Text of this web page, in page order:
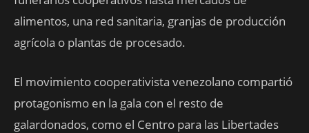
alimentos, una red sanitaria, granjas de producción
agrícola o plantas de procesado.
El movimiento cooperativista venezolano compartió
protagonismo en la gala con el resto de
galardonados, como el Centro para las Libertades